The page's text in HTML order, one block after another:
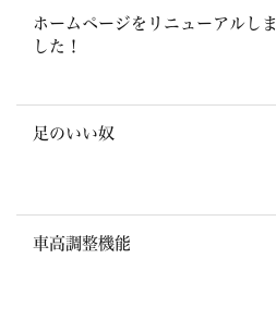
ホームページをリニューアルしま
した！
足のいい奴
車高調整機能